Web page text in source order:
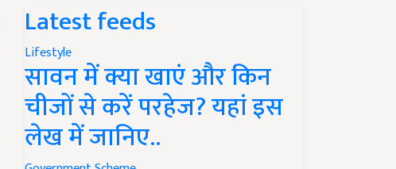
Latest feeds
Lifestyle
सावन में क्या खाएं और किन
चीजों से करें परहेज? यहां इस
लेख में जानिए..